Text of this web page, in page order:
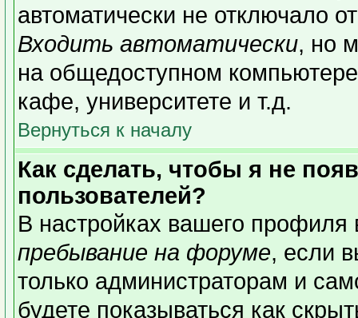
автоматически не отключало
Входить автоматически, но
на общедоступном
кафе, университете и т.д.
Вернуться к началу
Как сделать, чтобы я не
пользователей?
В настройках вашего
пребывание на форуме, если
только администраторам и
будете показываться как